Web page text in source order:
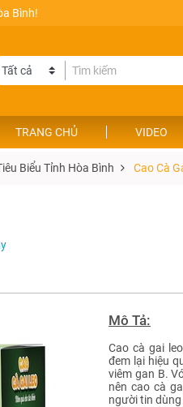
Bình!
TRANG CHỦ VIDEO
Biểu Tỉnh Hòa Bình Cao Cà
Mô Tả:
Cao cà gai
đem lại hiệu
viêm gan B.
nên cao cà
người tin